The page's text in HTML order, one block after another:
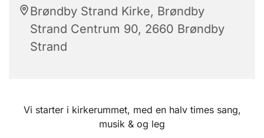
Brøndby Strand Kirke, Brøndby
Strand Centrum 90, 2660 Brøndby
Strand
Vi starter i kirkerummet, med en halv times sang,
musik & og leg